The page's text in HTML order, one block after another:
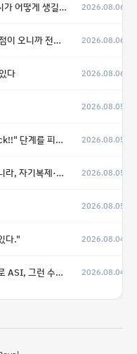
생길 수 있는지 2026.08.06
야 할지 모르겠다.” 2026.08.06
다 2026.08.06
2026.08.05
수 있기를 바랄 뿐" 2026.08.05
론적으로 상한이 없다는 것이 문제" 2026.08.05
2026.08.05
다." 2026.08.04
로 다음 분기에 온다" 2026.08.04